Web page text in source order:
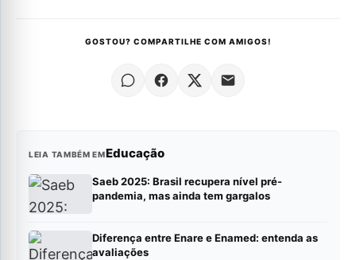
GOSTOU? COMPARTILHE COM AMIGOS!
LEIA TAMBÉM EMEducação
Saeb 2025: Brasil recupera nível pré-
pandemia, mas ainda tem gargalos
Diferença entre Enare e Enamed: entenda as
avaliações